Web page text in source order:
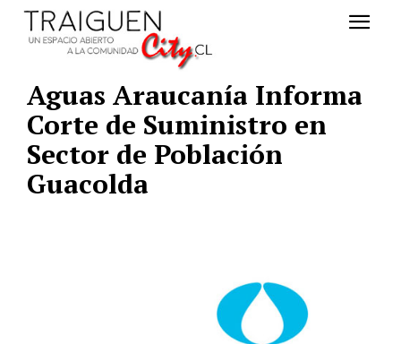
Aguas Araucanía Informa
Corte de Suministro en
Sector de Población
Guacolda